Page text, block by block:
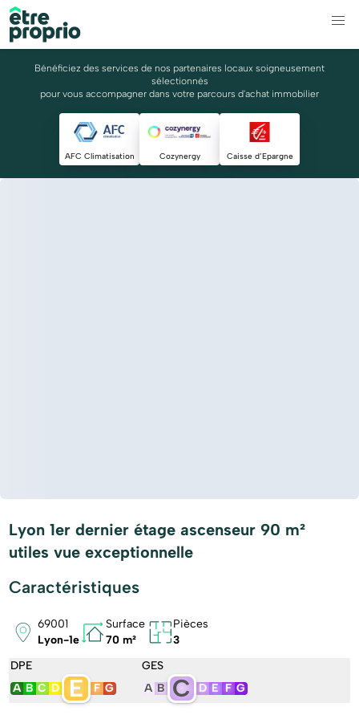
Bénéficiez des services de nos partenaires locaux soigneusement
sélectionnés
pour vous accompagner dans votre parcours d'achat immobilier
AFC Climatisation Cozynergy Caisse d’Epargne
Lyon 1er dernier étage ascenseur 90 m²
utiles vue exceptionnelle
Caractéristiques
69001
Lyon-1e
Surface
70 m²
Pièces
3
DPE
A B C D E F G
GES
A B C D E F G